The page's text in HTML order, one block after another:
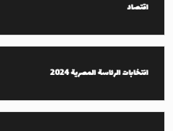
اقتصاد
انتخابات الرئاسة المصرية 2024